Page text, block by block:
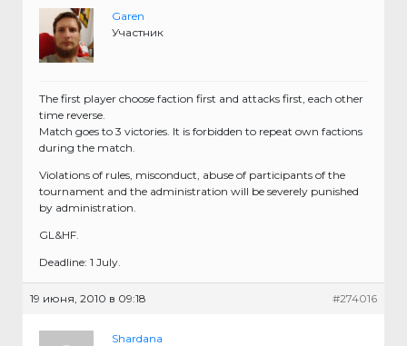
Garen
Участник
The first player choose faction first and attacks first, each other
time reverse.
Match goes to 3 victories. It is forbidden to repeat own factions
during the match.
Violations of rules, misconduct, abuse of participants of the
tournament and the administration will be severely punished
by administration.
GL&HF.
Deadline: 1 July.
19 июня, 2010 в 09:18 #274016
Shardana